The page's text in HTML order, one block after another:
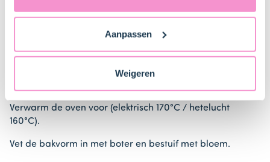
ons
naar technology providers en partners in de Verenigde
Staten. Je kunt op elk moment van gedachten
Aanpassen
Weigeren
Stappen
1. Voorbereiden
Verwarm de oven voor (elektrisch 170°C / hetelucht
160°C).
Vet de bakvorm in met boter en bestuif met bloem.